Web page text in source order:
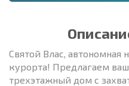
Святой Влас,
курорта! Предлагаем
трехэтажный дом с